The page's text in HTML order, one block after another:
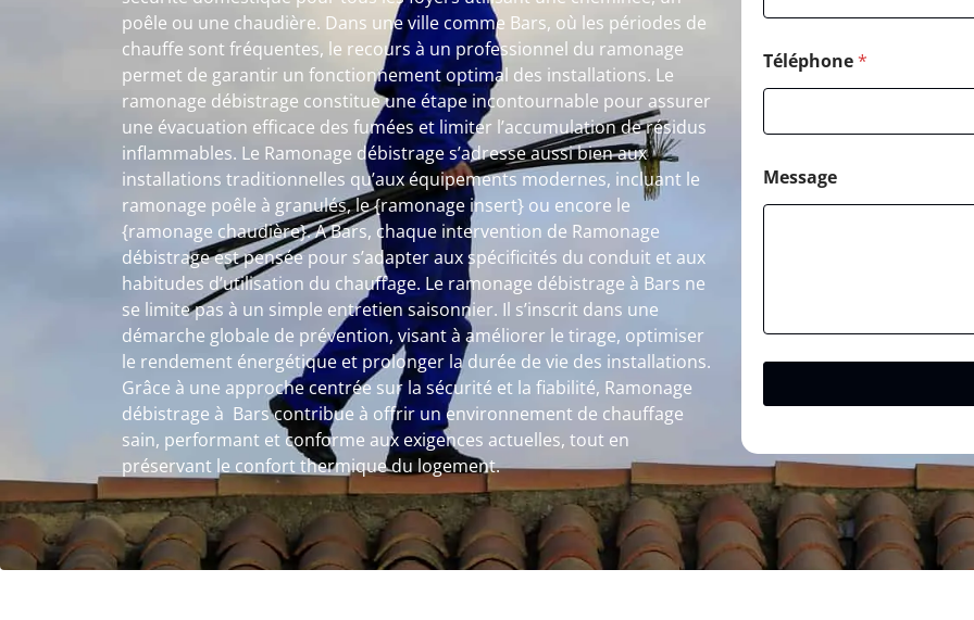
poêle ou une chaudière. Dans une ville comme Bars, où les périodes de
chauffe sont fréquentes, le recours à un professionnel du ramonage
permet de garantir un fonctionnement optimal des installations. Le
ramonage débistrage constitue une étape incontournable pour assurer
une évacuation efficace des fumées et limiter l’accumulation de résidus
inflammables. Le Ramonage débistrage s’adresse aussi bien aux
installations traditionnelles qu’aux équipements modernes, incluant le
ramonage poêle à granulés, le {ramonage insert} ou encore le
{ramonage chaudière}. A Bars, chaque intervention de Ramonage
débistrage est pensée pour s’adapter aux spécificités du conduit et aux
habitudes d’utilisation du chauffage. Le ramonage débistrage à Bars ne
se limite pas à un simple entretien saisonnier. Il s’inscrit dans une
démarche globale de prévention, visant à améliorer le tirage, optimiser
le rendement énergétique et prolonger la durée de vie des installations.
Grâce à une approche centrée sur la sécurité et la fiabilité, Ramonage
débistrage à Bars contribue à offrir un environnement de chauffage
sain, performant et conforme aux exigences actuelles, tout en
préservant le confort thermique du logement.
Téléphone*
Message